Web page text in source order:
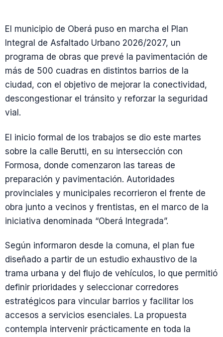
El municipio de Oberá puso en marcha el Plan
Integral de Asfaltado Urbano 2026/2027, un
programa de obras que prevé la pavimentación de
más de 500 cuadras en distintos barrios de la
ciudad, con el objetivo de mejorar la conectividad,
descongestionar el tránsito y reforzar la seguridad
vial.
El inicio formal de los trabajos se dio este martes
sobre la calle Berutti, en su intersección con
Formosa, donde comenzaron las tareas de
preparación y pavimentación. Autoridades
provinciales y municipales recorrieron el frente de
obra junto a vecinos y frentistas, en el marco de la
iniciativa denominada “Oberá Integrada”.
Según informaron desde la comuna, el plan fue
diseñado a partir de un estudio exhaustivo de la
trama urbana y del flujo de vehículos, lo que permitió
definir prioridades y seleccionar corredores
estratégicos para vincular barrios y facilitar los
accesos a servicios esenciales. La propuesta
contempla intervenir prácticamente en toda la